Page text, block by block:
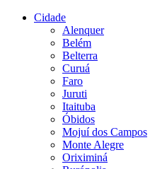
Cidade
Alenquer
Belém
Belterra
Curuá
Faro
Juruti
Itaituba
Óbidos
Mojuí dos Campos
Monte Alegre
Oriximiná